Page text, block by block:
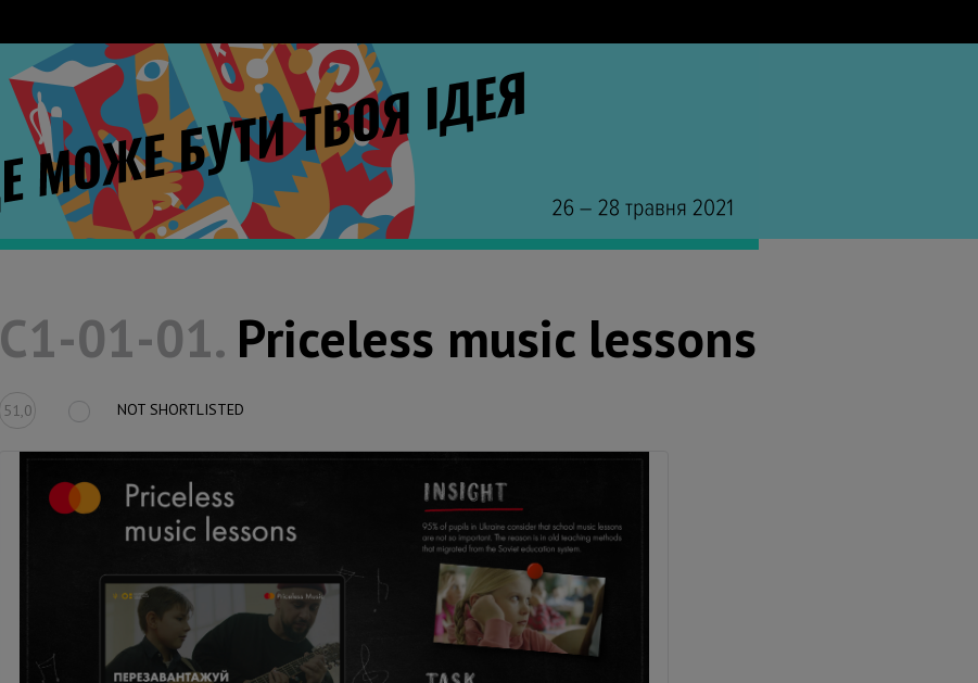
C1-01-01.Priceless music lessons
51,0 NOT SHORTLISTED